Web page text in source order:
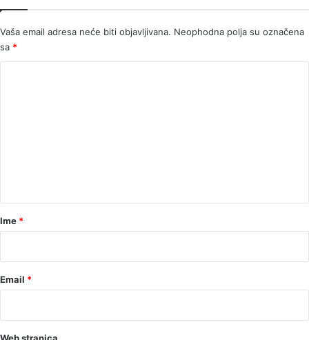
Vaša email adresa neće biti objavljivana. Neophodna polja su označena
sa *
rIme *
Email *